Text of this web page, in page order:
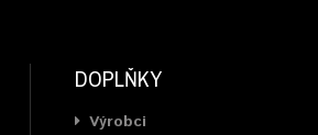
DOPLŇKY
Výrobci